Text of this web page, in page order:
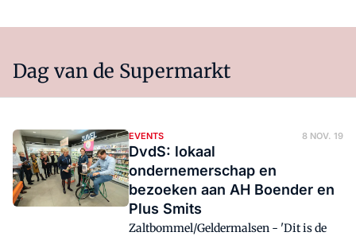
Dag van de Supermarkt
EVENTS 8 NOV. 19
DvdS: lokaal
ondernemerschap en
bezoeken aan AH Boender en
Plus Smits
Zaltbommel/Geldermalsen - 'Dit is de